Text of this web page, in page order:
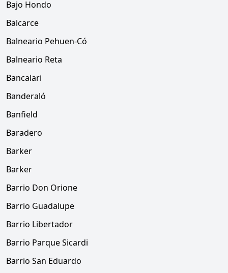
Bajo Hondo
Balcarce
Balneario Pehuen-Có
Balneario Reta
Bancalari
Banderaló
Banfield
Baradero
Barker
Barker
Barrio Don Orione
Barrio Guadalupe
Barrio Libertador
Barrio Parque Sicardi
Barrio San Eduardo